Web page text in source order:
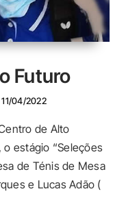
Futuro
11/04/2022
de Alto
o estágio “Seleções
de Ténis de Mesa
e Lucas Adão (